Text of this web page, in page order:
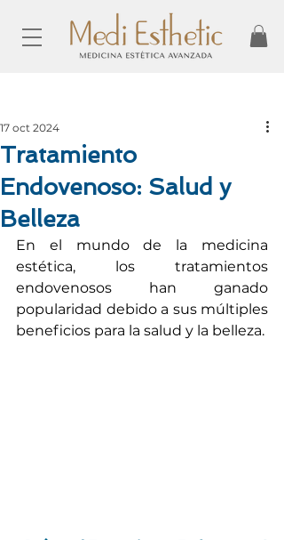
Tratamiento
Endovenoso: Salud y
Belleza
17 oct 2024
En el mundo de la medicina
estética, los tratamientos
endovenosos han ganado
popularidad debido a sus múltiples
beneficios para la salud y la belleza.